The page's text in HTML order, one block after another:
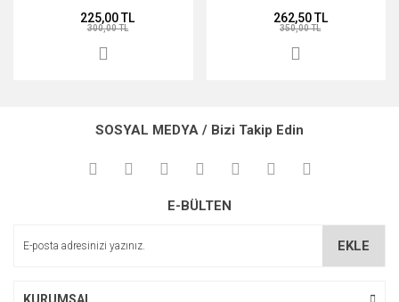
225,00 TL
300,00 TL
262,50 TL
350,00 TL
SOSYAL MEDYA / Bizi Takip Edin
E-BÜLTEN
EKLE
KURUMSAL